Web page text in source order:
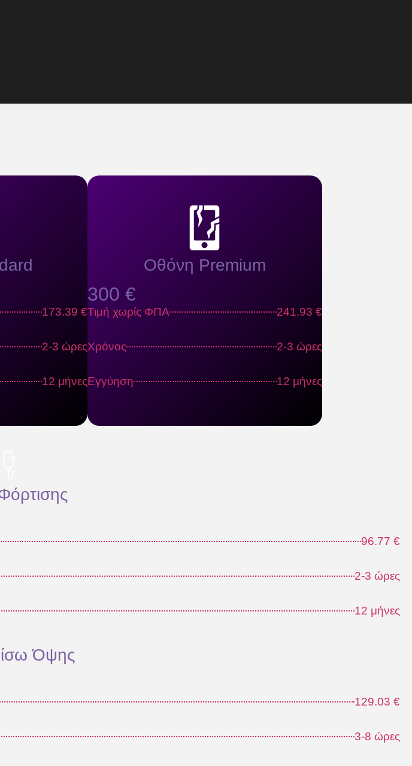
173.39 €
2-3 ώρες
12 μήνες
Οθόνη Premium
300 €
Τιμή χωρίς ΦΠΑ 241.93 €
Χρόνος 2-3 ώρες
Εγγύηση 12 μήνες
96.77 €
2-3 ώρες
12 μήνες
Όψης
129.03 €
3-8 ώρες